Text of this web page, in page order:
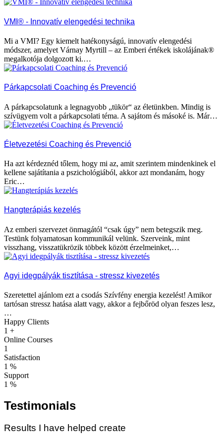
VMI® - Innovatív elengedési technika
Mi a VMI? Egy kiemelt hatékonyságú, innovatív elengedési
módszer, amelyet Várnay Myrtill – az Emberi értékek iskolájának®
megalkotója dolgozott ki.…
Párkapcsolati Coaching és Prevenció
A párkapcsolatunk a legnagyobb „tükör“ az életünkben. Mindig is
szívügyem volt a párkapcsolati téma. A sajátom és másoké is. Már…
Életvezetési Coaching és Prevenció
Ha azt kérdeznéd tőlem, hogy mi az, amit szerintem mindenkinek el
kellene sajátítania a pszichológiából, akkor azt mondanám, hogy
Eric…
Hangterápiás kezelés
Az emberi szervezet önmagától “csak úgy” nem betegszik meg.
Testünk folyamatosan kommunikál velünk. Szerveink, mint
visszhang, visszatükrözik többek között érzelmeinket,…
Agyi idegpályák tisztítása - stressz kivezetés
Szeretettel ajánlom ezt a csodás Szívfény energia kezelést! Amikor
tartósan stressz hatása alatt vagy, akkor a fejbőröd olyan feszes lesz,
…
Happy Clients
1 +
Online Courses
1
Satisfaction
1 %
Support
1 %
Testimonials
Results I have helped create